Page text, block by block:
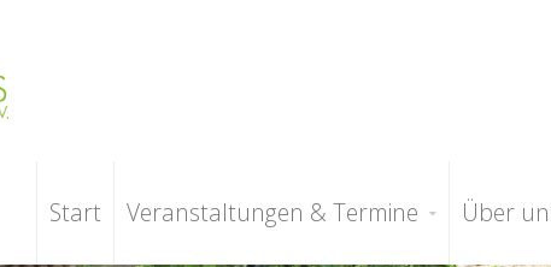
Start Veranstaltungen & Termine Über